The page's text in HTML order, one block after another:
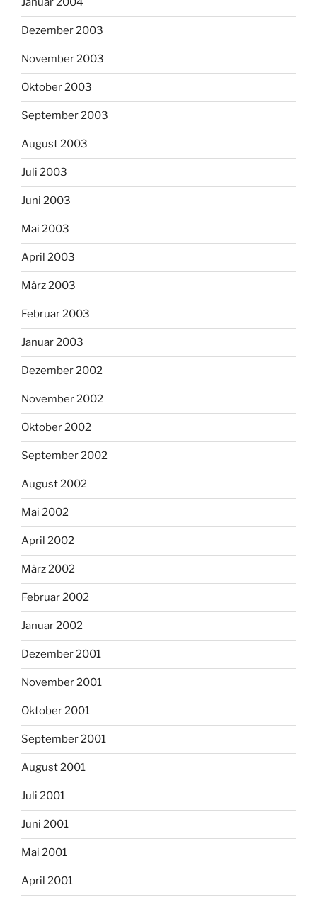
Dezember 2003
November 2003
Oktober 2003
September 2003
August 2003
Juli 2003
Juni 2003
Mai 2003
April 2003
März 2003
Februar 2003
Januar 2003
Dezember 2002
November 2002
Oktober 2002
September 2002
August 2002
Mai 2002
April 2002
März 2002
Februar 2002
Januar 2002
Dezember 2001
November 2001
Oktober 2001
September 2001
August 2001
Juli 2001
Juni 2001
Mai 2001
April 2001